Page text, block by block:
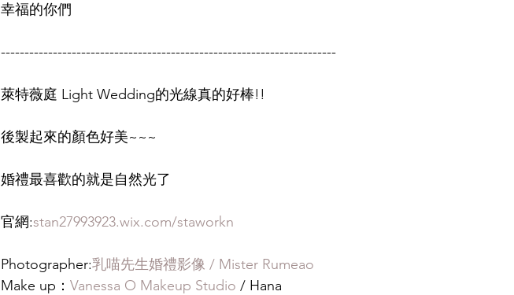
幸福的你們
-----------------------------------------------------------------------
萊特薇庭 Light Wedding的光線真的好棒!!
後製起來的顏色好美~~~
婚禮最喜歡的就是自然光了
官網:stan27993923.wix.com/staworkn
Photographer:乳喵先生婚禮影像 / Mister Rumeao
Make up： Vanessa O Makeup Studio / Hana